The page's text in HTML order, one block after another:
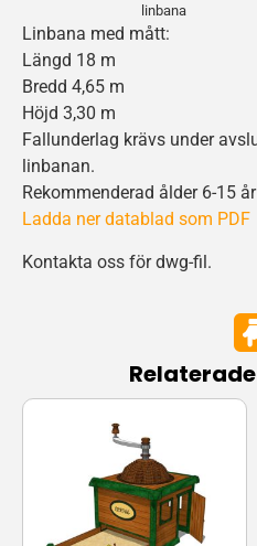
linbana
Linbana med mått:
Längd 18 m
Bredd 4,65 m
Höjd 3,30 m
Fallunderlag krävs under
linbanan.
Rekommenderad ålder 6-15 år
Ladda ner datablad som PDF
Kontakta oss för dwg-fil.